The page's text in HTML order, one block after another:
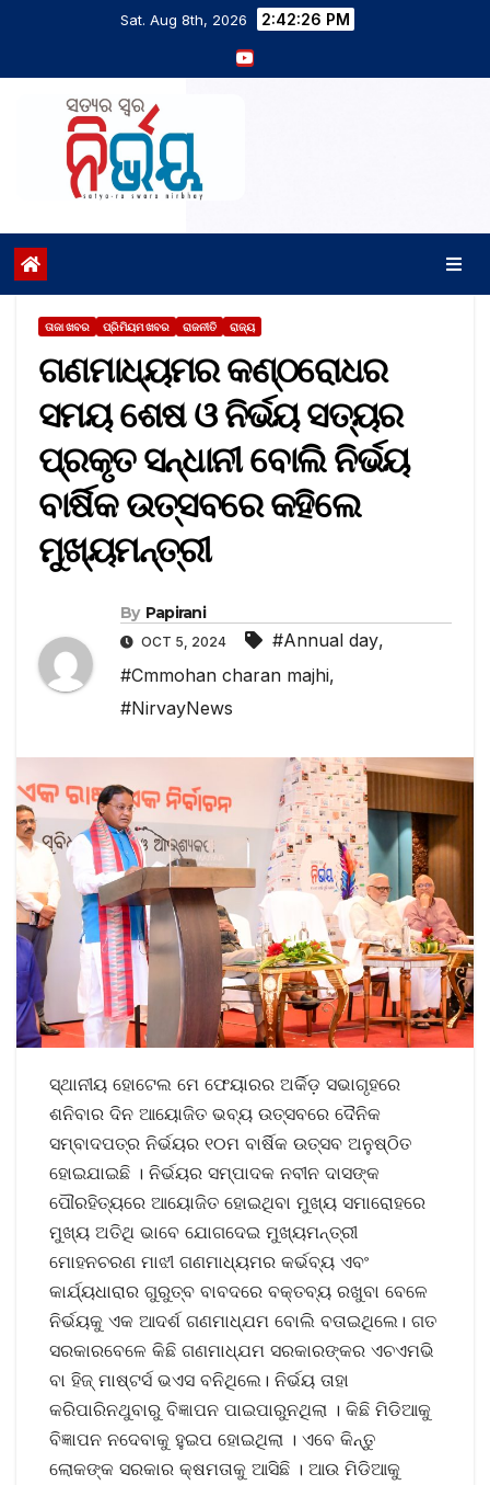
Sat. Aug 8th, 2026 2:42:26 PM
ତାଜା ଖବର ପ୍ରିମିୟମ ଖବର ରାଜନୀତି ରାଜ୍ୟ
ଗଣମାଧ୍ୟମର କଣ୍ଠରୋଧର
ସମୟ ଶେଷ ଓ ନିର୍ଭୟ ସତ୍ୟର
ପ୍ରକୃତ ସନ୍ଧାନୀ ବୋଲି ନିର୍ଭୟ
ବାର୍ଷିକ ଉତ୍ସବରେ କହିଲେ
ମୁଖ୍ୟମନ୍ତ୍ରୀ
By Papirani
OCT 5, 2024 #Annual day,
#Cmmohan charan majhi,
#NirvayNews
ସ୍ଥାନୀୟ ହୋଟେଲ ମେ ଫେୟାରର ଅର୍କିଡ଼ ସଭାଗୃହରେ
ଶନିବାର ଦିନ ଆୟୋଜିତ ଭବ୍ୟ ଉତ୍ସବରେ ଦୈନିକ
ସମ୍ବାଦପତ୍ର ନିର୍ଭୟର ୧୦ମ ବାର୍ଷିକ ଉତ୍ସବ ଅନୁଷ୍ଠିତ
ହୋଇଯାଇଛି । ନିର୍ଭୟର ସମ୍ପାଦକ ନବୀନ ଦାସଙ୍କ
ପୌରହିତ୍ୟରେ ଆୟୋଜିତ ହୋଇଥିବା ମୁଖ୍ୟ ସମାରୋହରେ
ମୁଖ୍ୟ ଅତିଥି ଭାବେ ଯୋଗଦେଇ ମୁଖ୍ୟମନ୍ତ୍ରୀ
ମୋହନଚରଣ ମାଝୀ ଗଣମାଧ୍ୟମର କର୍ଭବ୍ୟ ଏବଂ
କାର୍ଯ୍ୟଧାରାର ଗୁରୁତ୍ବ ବାବଦରେ ବକ୍ତବ୍ୟ ରଖୁବା ବେଳେ
ନିର୍ଭୟକୁ ଏକ ଆଦର୍ଶ ଗଣମାଧ୍ଯମ ବୋଲି ବତାଇଥିଲେ। ଗତ
ସରକାରବେଳେ କିଛି ଗଣମାଧ୍ଯମ ସରକାରଙ୍କର ଏଚଏମଭି
ବା ହିଜ୍ ମାଷ୍ଟର୍ସ ଭଏସ ବନିଥିଲେ। ନିର୍ଭୟ ତାହା
କରିପାରିନଥୁବାରୁ ବିଜ୍ଞାପନ ପାଇପାରୁନଥିଲା । କିଛି ମିଡିଆକୁ
ବିଜ୍ଞାପନ ନଦେବାକୁ ହୁଇପ ହୋଇଥିଲା । ଏବେ କିନ୍ତୁ
ଲୋକଙ୍କ ସରକାର କ୍ଷମତାକୁ ଆସିଛି । ଆଉ ମିଡିଆକୁ